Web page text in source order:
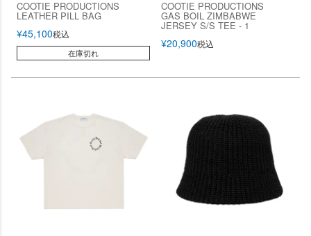
COOTIE PRODUCTIONS
LEATHER PILL BAG
¥45,100税込
在庫切れ
COOTIE PRODUCTIONS
GAS BOIL ZIMBABWE
JERSEY S/S TEE - 1
¥20,900税込